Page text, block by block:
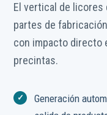
El vertical de licores
partes de
con impacto directo
precintas.
Generación